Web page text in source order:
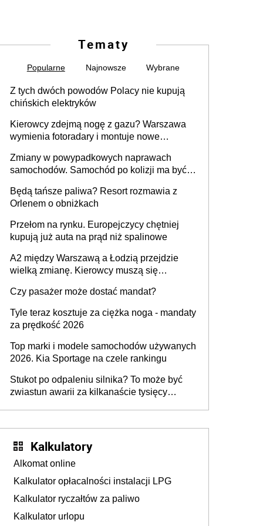
Tematy
Popularne Najnowsze Wybrane
Z tych dwóch powodów Polacy nie kupują
chińskich elektryków
Kierowcy zdejmą nogę z gazu? Warszawa
wymienia fotoradary i montuje nowe
Zmiany w powypadkowych naprawach
samochodów. Samochód po kolizji ma być
technologią producenta
Będą tańsze paliwa? Resort rozmawia z
Orlenem o obniżkach
Przełom na rynku. Europejczycy chętniej
kupują już auta na prąd niż spalinowe
A2 między Warszawą a Łodzią przejdzie
wielką zmianę. Kierowcy muszą się
Czy pasażer może dostać mandat?
Tyle teraz kosztuje za ciężka noga - mandaty
za prędkość 2026
Top marki i modele samochodów używanych
2026. Kia Sportage na czele rankingu
Stukot po odpaleniu silnika? To może być
zwiastun awarii za kilkanaście tysięcy
Kalkulatory
Alkomat online
Kalkulator opłacalności instalacji LPG
Kalkulator ryczałtów za paliwo
Kalkulator urlopu